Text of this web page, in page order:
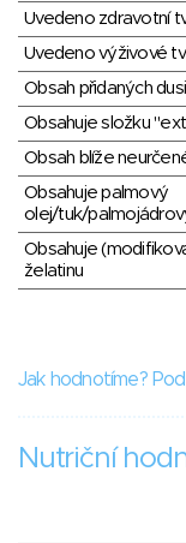
Uvedeno zdravotní
Uvedeno výživové
Obsah přidaných
Obsahuje složku
Obsah blíže
Obsahuje palmový
olej/tuk/
Obsahuje
želatinu
Jak hodnotíme?
Nutriční